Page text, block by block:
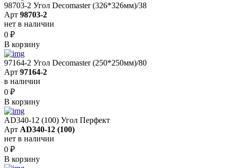
98703-2 Угол Decomaster (326*326мм)/38
Арт 98703-2
нет в наличии
0 ₽
В корзину
97164-2 Угол Decomaster (250*250мм)/80
Арт 97164-2
в наличии
0 ₽
В корзину
AD340-12 (100) Угол Перфект
Арт AD340-12 (100)
нет в наличии
0 ₽
В корзину